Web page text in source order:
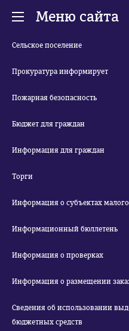
Меню сайта
Сельское поселение
Прокуратура информирует
Пожарная безопасность
Бюджет для граждан
Информация для граждан
Торги
Информация о субъектах
Информационный бюллетень
Информация о проверках
Информация о размещении
Сведения об использовании
бюджетных средств